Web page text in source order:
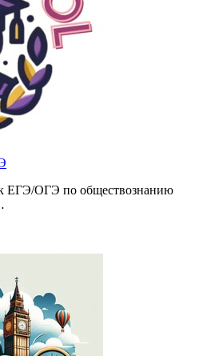
к ЕГЭ/ОГЭ по обществознанию